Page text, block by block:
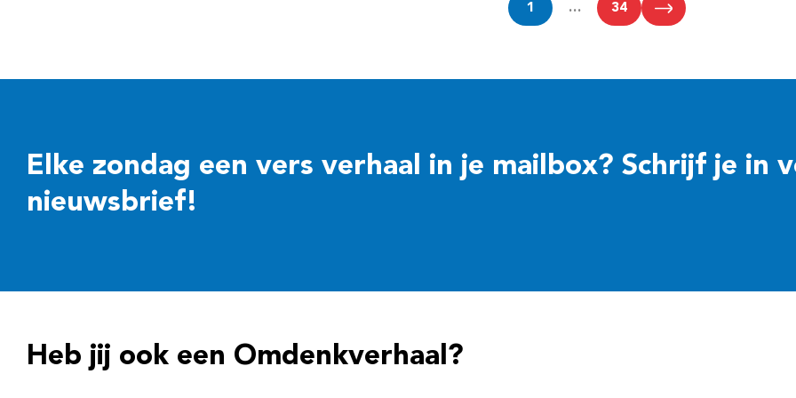
1 … 34
Elke zondag een vers verhaal in je mailbox? Schrijf je in
nieuwsbrief!
Heb jij ook een Omdenkverhaal?